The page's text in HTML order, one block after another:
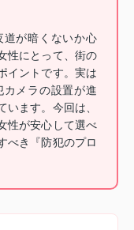
道が暗くないか心
性にとって、街の
イントです。実は
メラの設置が進
ます。今回は、
性が安心して選べ
べき『防犯のプロ